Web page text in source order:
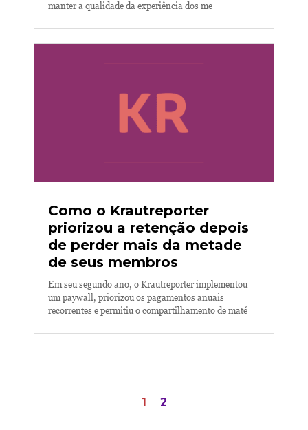
manter a qualidade da experiência dos me
Como o Krautreporter
priorizou a retenção depois
de perder mais da metade
de seus membros
Em seu segundo ano, o Krautreporter implementou
um paywall, priorizou os pagamentos anuais
recorrentes e permitiu o compartilhamento de maté
1 2